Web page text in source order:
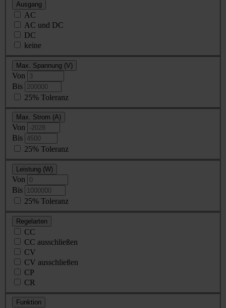
Ausgang
AC
AC und DC
DC
keine
Max. Spannung (V)
Von
Bis
25% Toleranz
Max. Strom (A)
Von
Bis
25% Toleranz
Leistung (W)
Von
Bis
25% Toleranz
Regelarten
CC
CC ausschließen
CV
CV ausschließen
CP
CR
Funktion